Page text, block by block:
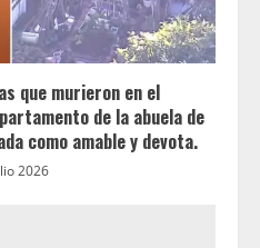
que murieron en el
de la abuela de
como amable y devota.
2026